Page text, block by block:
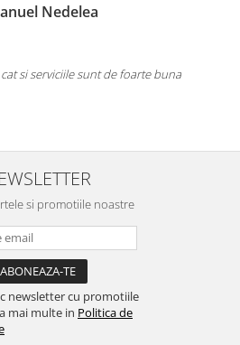
Nedelea
si serviciile sunt de foarte buna
si promotiile noastre
newsletter cu promotiile
mai multe in Politica de